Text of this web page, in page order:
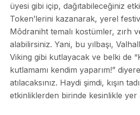
üyesi gibi içip, dağıtabileceğiniz
Token’lerini kazanarak, yerel
Mōdraniht temalı kostümler, zırh
alabilirsiniz. Yani, bu yılbaşı,
Viking gibi kutlayacak ve belki de
kutlamamı kendim yaparım!”
atılacaksınız. Haydi şimdi, kışın
etkinliklerden birinde kesinlikle yer